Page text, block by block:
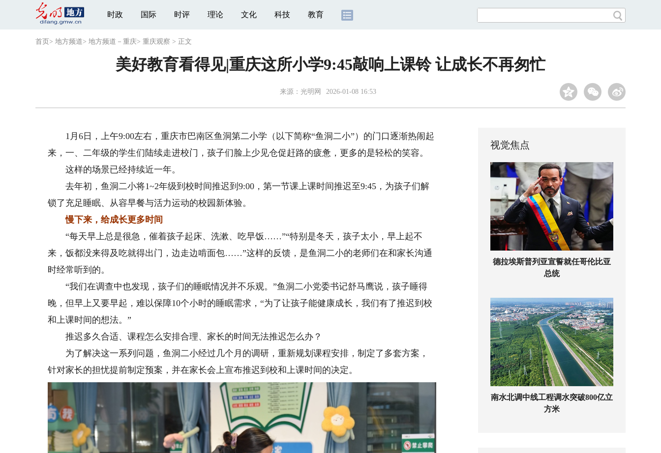
时政 国际 时评 理论 文化 科技 教育
首页 > 地方频道> 地方频道－重庆> 重庆观察 > 正文
美好教育看得见|重庆这所小学9:45敲响上课铃 让成长不再匆忙
来源： 光明网 2026-01-08 16:53
1月6日，上午9:00左右，重庆市巴南区鱼洞第二小学（以下简称“鱼洞二小”）的门口逐渐热闹起
来，一、二年级的学生们陆续走进校门，孩子们脸上少见仓促赶路的疲惫，更多的是轻松的笑容。
这样的场景已经持续近一年。
去年初，鱼洞二小将1~2年级到校时间推迟到9:00，第一节课上课时间推迟至9:45，为孩子们解
锁了充足睡眠、从容早餐与活力运动的校园新体验。
慢下来，给成长更多时间
“每天早上总是很急，催着孩子起床、洗漱、吃早饭……”“特别是冬天，孩子太小，早上起不
来，饭都没来得及吃就得出门，边走边啃面包……”这样的反馈，是鱼洞二小的老师们在和家长沟通
时经常听到的。
“我们在调查中也发现，孩子们的睡眠情况并不乐观。”鱼洞二小党委书记舒马鹰说，孩子睡得
晚，但早上又要早起，难以保障10个小时的睡眠需求，“为了让孩子能健康成长，我们有了推迟到校
和上课时间的想法。”
推迟多久合适、课程怎么安排合理、家长的时间无法推迟怎么办？
为了解决这一系列问题，鱼洞二小经过几个月的调研，重新规划课程安排，制定了多套方案，
针对家长的担忧提前制定预案，并在家长会上宣布推迟到校和上课时间的决定。
视觉焦点
德拉埃斯普列亚宣誓就任哥伦比亚
总统
南水北调中线工程调水突破800亿立
方米